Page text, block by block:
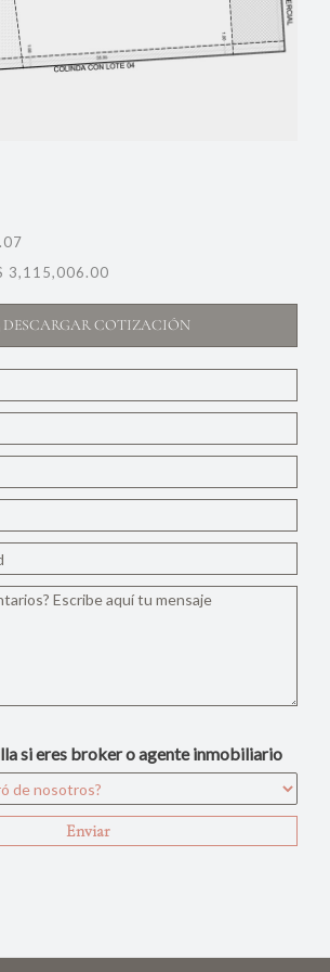
3,115,006.00
DESCARGAR COTIZACIÓN
si eres broker o agente inmobiliario
Enviar